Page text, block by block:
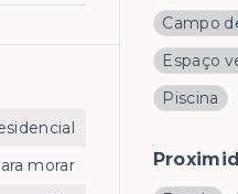
Campo
Espaço
Piscina
morar